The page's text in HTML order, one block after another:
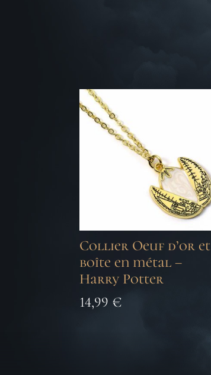
Collier Oeuf d’or et
boîte en métal –
Harry Potter
14,99 €